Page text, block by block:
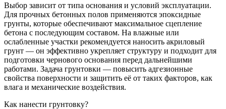
Выбор зависит от типа основания и условий эксплуатации.
Для прочных бетонных полов применяются эпоксидные
грунты, которые обеспечивают максимальное сцепление
бетона с последующим составом. На влажные или
ослабленные участки рекомендуется наносить акриловый
грунт — он эффективно укрепляет структуру и подходит для
подготовки чернового основания перед дальнейшими
работами. Задача грунтовки — повысить адгезионные
свойства поверхности и защитить её от таких факторов, как
влага и механические воздействия.
Как нанести грунтовку?